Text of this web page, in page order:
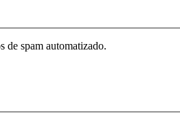
de spam automatizado.